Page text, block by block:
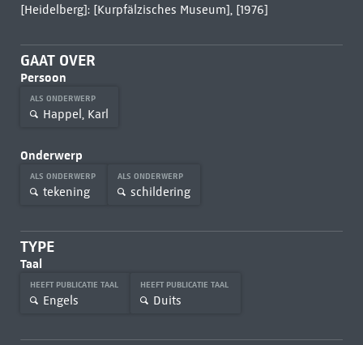
[Heidelberg]: [Kurpfälzisches Museum], [1976]
GAAT OVER
Persoon
ALS ONDERWERP
Happel, Karl
Onderwerp
ALS ONDERWERP
tekening
ALS ONDERWERP
schildering
TYPE
Taal
HEEFT PUBLICATIE TAAL
Engels
HEEFT PUBLICATIE TAAL
Duits